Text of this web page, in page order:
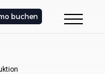
buchen